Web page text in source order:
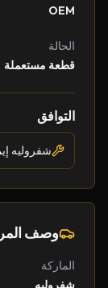
OEM
الحالة
قطعة مستعملة
التوافق
شفروليه
وصف
الماركة